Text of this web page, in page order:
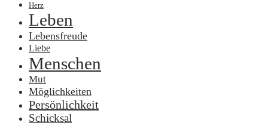
Herz
Leben
Lebensfreude
Liebe
Menschen
Mut
Möglichkeiten
Persönlichkeit
Schicksal